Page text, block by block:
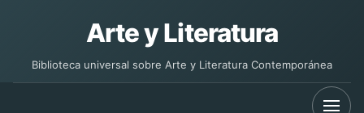
Arte y Literatura
Biblioteca universal sobre Arte y Literatura Contemporánea